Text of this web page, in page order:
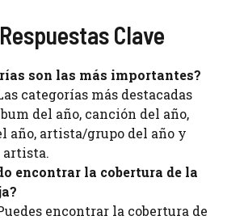
Clave
son las más importantes?
categorías más destacadas
del año, canción del año,
año, artista/grupo del año y
artista.
encontrar la cobertura de la
encontrar la cobertura de